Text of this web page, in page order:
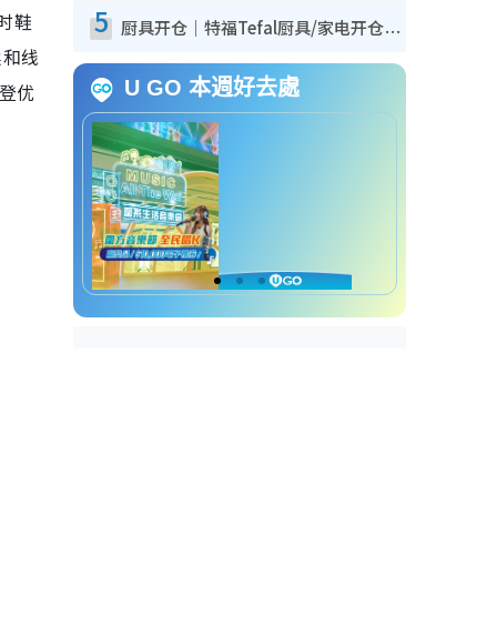
鞋
线
优
5 厨具开仓｜特福Tefal厨具/家电开仓低至3折！$220起买平底锅/炒锅/汤锅！电饭煲/吸尘器/挂烫机$418起
U GO 本週好去處